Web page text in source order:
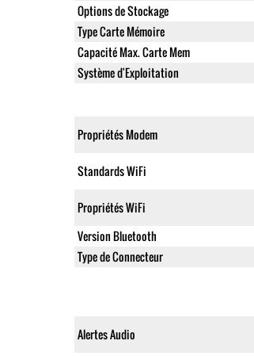
Options de Stockage
Type Carte Mémoire
Capacité Max. Carte Mem
Système d'Exploitation
Propriétés Modem
Standards WiFi
Propriétés WiFi
Version Bluetooth
Type de Connecteur
Alertes Audio